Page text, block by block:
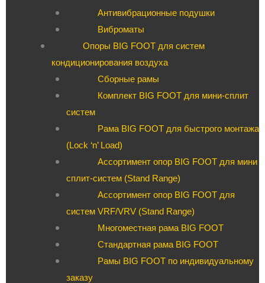
Антивибрационные подушки
Виброматы
Опоры BIG FOOT для систем
кондиционирования воздуха
Сборные рамы
Комплект BIG FOOT для мини-сплит
систем
Рама BIG FOOT для быстрого монтажа
(Lock ‘n’ Load)
Ассортимент опор BIG FOOT для мини
сплит-систем (Stand Range)
Ассортимент опор BIG FOOT для
систем VRF/VRV (Stand Range)
Многоместная рама BIG FOOT
Стандартная рама BIG FOOT
Рамы BIG FOOT по индивидуальному
заказу